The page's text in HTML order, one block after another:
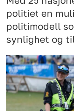
politiet en
politimodell
synlighet og